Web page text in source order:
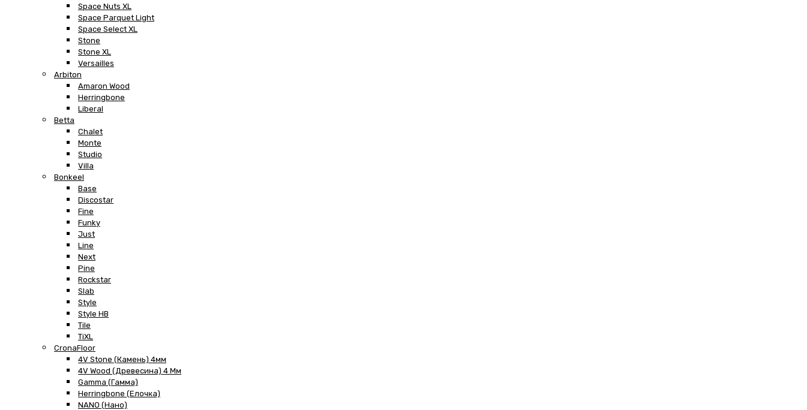
Space Nuts XL
Space Parquet Light
Space Select XL
Stone
Stone XL
Versailles
Arbiton
Amaron Wood
Herringbone
Liberal
Betta
Chalet
Monte
Studio
Villa
Bonkeel
Base
Discostar
Fine
Funky
Just
Line
Next
Pine
Rockstar
Slab
Style
Style HB
Tile
TiXL
CronaFloor
4V Stone (Камень) 4мм
4V Wood (Древесина) 4 Мм
Gamma (Гамма)
Herringbone (Елочка)
NANO (Нано)